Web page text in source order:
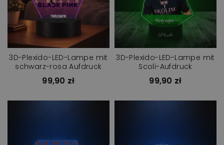
3D-Plexido-LED-Lampe mit
schwarz-rosa Aufdruck
99,90 zł
3D-Plexido-LED-Lampe mit
Scoli-Aufdruck
99,90 zł